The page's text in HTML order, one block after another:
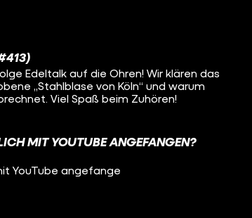
Edeltalk auf die Ohren! Wir klären das
„Stahlblase von Köln“ und warum
Viel Spaß beim Zuhören!
MIT YOUTUBE ANGEFANGEN?
YouTube angefange